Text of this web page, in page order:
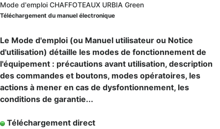
Mode d'emploi CHAFFOTEAUX URBIA Green
Téléchargement du manuel électronique
Le Mode d'emploi (ou Manuel utilisateur ou Notice
d'utilisation) détaille les modes de fonctionnement de
l'équipement : précautions avant utilisation, description
des commandes et boutons, modes opératoires, les
actions à mener en cas de dysfontionnement, les
conditions de garantie...
Téléchargement direct